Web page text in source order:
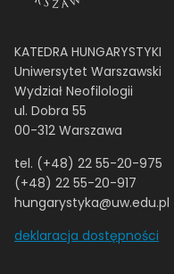
KATEDRA HUNGARYSTYKI
Uniwersytet Warszawski
Wydział Neofilologii
ul. Dobra 55
00-312 Warszawa
tel. (+48) 22 55-20-975
(+48) 22 55-20-917
hungarystyka@uw.edu.pl
deklaracja dostępności